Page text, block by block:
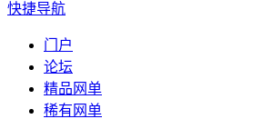
快捷导航
门户
论坛
精品网单
稀有网单